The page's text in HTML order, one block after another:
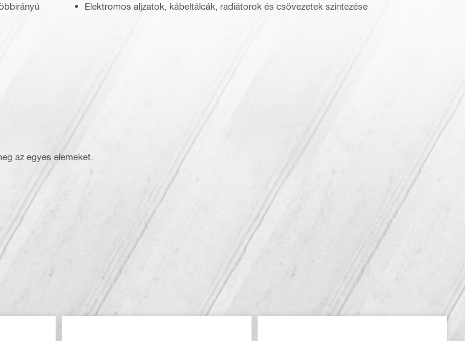
Elektromos aljzatok, kábeltálcák, radiátorok és csövezetek szintezése
az egyes elemeket.